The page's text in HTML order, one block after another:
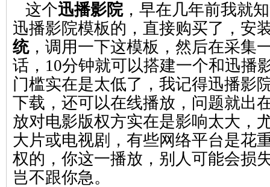
这个迅播影院，早在几年前我就
迅播影院模板的，直接购买了， 安
统，调用一下这模板，然后在采集
话，10分钟就可以搭建一个和迅播
门槛实在是太低了，我记得迅播影
下载，还可以在线播放，问题就出
放对电影版权方实在是影响太大，
大片或电视剧，有些网络平台是花
权的，你这一播放，别人可能会损
岂不跟你急。